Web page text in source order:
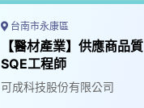
台南市永康區
【醫材產業】供應商品質
SQE工程師
可成科技股份有限公司